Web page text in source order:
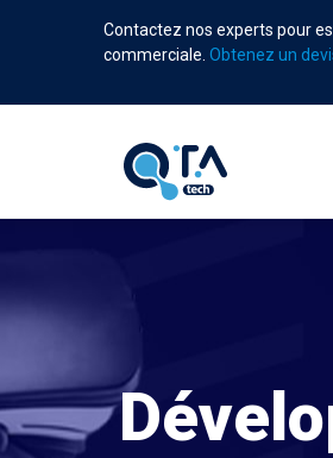
Contactez nos experts pour
commerciale. Obtenez un